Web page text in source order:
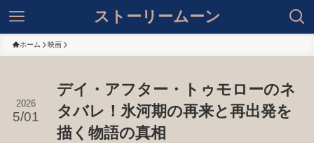
ストーリームーン
ホーム 映画
デイ・アフター・トゥモローのネ
タバレ！氷河期の再来と再出発を
描く物語の真相
2026
5/01